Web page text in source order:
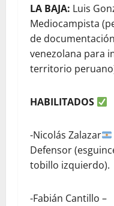
LA BAJA: Luis
Mediocampista
de documentación
venezolana para
territorio
HABILITADOS
-Nicolás Zalazar
Defensor
tobillo izquierdo).
-Fabián Cantillo –